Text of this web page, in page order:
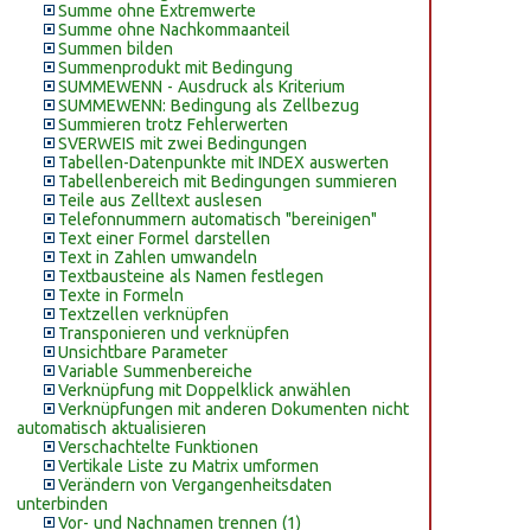
Summe ohne Extremwerte
Summe ohne Nachkommaanteil
Summen bilden
Summenprodukt mit Bedingung
SUMMEWENN - Ausdruck als Kriterium
SUMMEWENN: Bedingung als Zellbezug
Summieren trotz Fehlerwerten
SVERWEIS mit zwei Bedingungen
Tabellen-Datenpunkte mit INDEX auswerten
Tabellenbereich mit Bedingungen summieren
Teile aus Zelltext auslesen
Telefonnummern automatisch "bereinigen"
Text einer Formel darstellen
Text in Zahlen umwandeln
Textbausteine als Namen festlegen
Texte in Formeln
Textzellen verknüpfen
Transponieren und verknüpfen
Unsichtbare Parameter
Variable Summenbereiche
Verknüpfung mit Doppelklick anwählen
Verknüpfungen mit anderen Dokumenten nicht
automatisch aktualisieren
Verschachtelte Funktionen
Vertikale Liste zu Matrix umformen
Verändern von Vergangenheitsdaten
unterbinden
Vor- und Nachnamen trennen (1)